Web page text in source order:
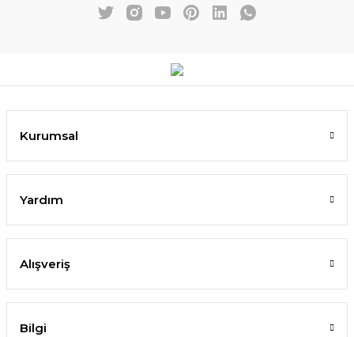
Kurumsal
Yardım
Alışveriş
Bilgi